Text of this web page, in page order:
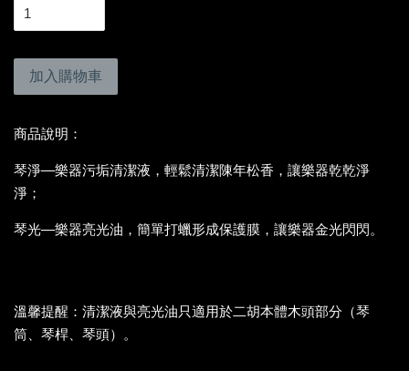
加入購物車
商品說明：
琴淨—樂器污垢清潔液，輕鬆清潔陳年松香，讓樂器乾乾淨
淨；
琴光—樂器亮光油，簡單打蠟形成保護膜，讓樂器金光閃閃。
溫馨提醒：清潔液與亮光油只適用於二胡本體木頭部分（琴
筒、琴桿、琴頭）。